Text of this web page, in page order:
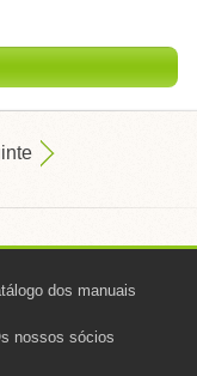
dos manuais
nossos sócios